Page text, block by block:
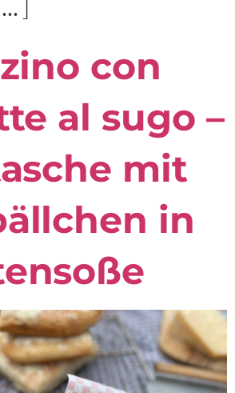
con
al sugo –
mit
in